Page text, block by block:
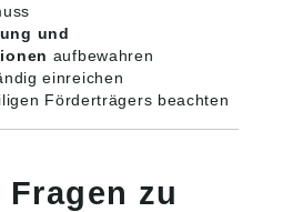
und
aufbewahren
einreichen
Förderträgers beachten
zu